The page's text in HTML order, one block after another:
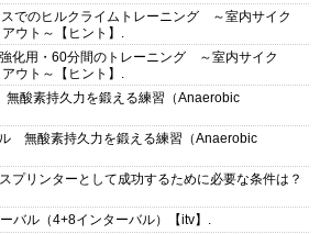
でのヒルクライムトレーニング ～室内サイク
ウト～【ヒント】.
化用・60分間のトレーニング ～室内サイク
ウト～【ヒント】.
酸素持久力を鍛える練習（Anaerobic
無酸素持久力を鍛える練習（Anaerobic
プリンターとして成功するために必要な条件は？
ーバル（4+8インターバル）【itv】.